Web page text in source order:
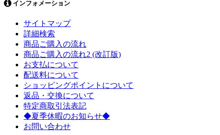
インフォメーション
サイトマップ
詳細検索
商品ご購入の流れ
商品ご購入の流れ2 (改訂版)
お支払について
配送料について
ショッピングポイントについて
返品・交換について
特定商取引法表記
◆夏季休暇のお知らせ◆
お問い合わせ